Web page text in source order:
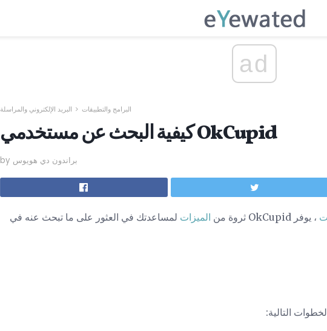
ad
البرامج والتطبيقات البريد الإلكتروني والمراسلة
كيفية البحث عن مستخدمي OkCupid
by براندون دي هويوس
، يوفر OkCupid ثروة من الميزات لمساعدتك في العثور على ما تبحث عنه في
التالية: